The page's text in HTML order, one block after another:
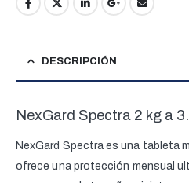
DESCRIPCIÓN
NexGard Spectra 2 kg a
NexGard Spectra es una tableta
ofrece una protección mensual